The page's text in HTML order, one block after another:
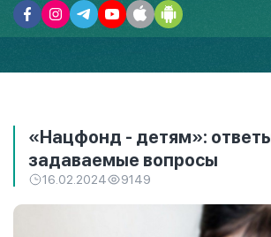
«Нацфонд - детям»:
задаваемые вопросы
16.02.2024 9149